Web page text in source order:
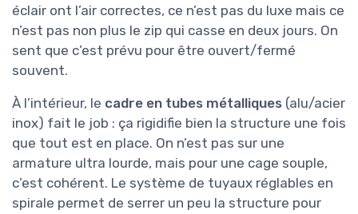
éclair ont l’air correctes, ce n’est pas du luxe mais ce
n’est pas non plus le zip qui casse en deux jours. On
sent que c’est prévu pour être ouvert/fermé
souvent.
À l’intérieur, le cadre en tubes métalliques (alu/acier
inox) fait le job : ça rigidifie bien la structure une fois
que tout est en place. On n’est pas sur une
armature ultra lourde, mais pour une cage souple,
c’est cohérent. Le système de tuyaux réglables en
spirale permet de serrer un peu la structure pour